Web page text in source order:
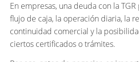
En empresas, una deuda con la
flujo de caja, la operación diaria, la
continuidad comercial y la
ciertos certificados o trámites.